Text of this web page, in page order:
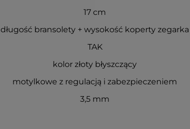
17 cm
długość bransolety + wysokość koperty zegarka
TAK
kolor złoty błyszczący
motylkowe z regulacją i zabezpieczeniem
3,5 mm